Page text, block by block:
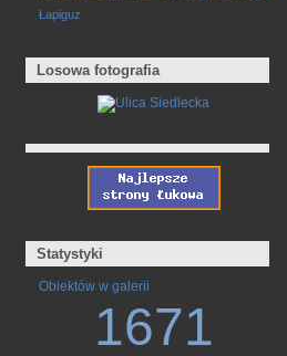
Łapiguz
Losowa fotografia
Statystyki
Obiektów w galerii
1671